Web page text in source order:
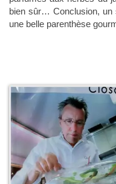
bien sûr… Conclusion, un
une belle parenthèse